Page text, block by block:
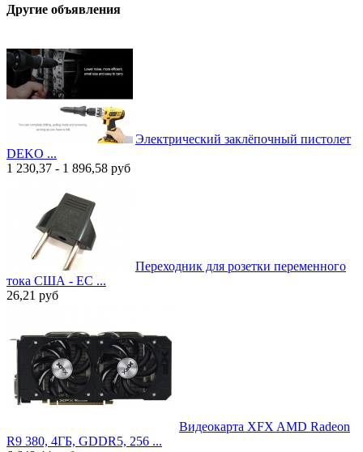
Другие объявления
Электрический заклёпочный пистолет
DEKO ...
1 230,37 - 1 896,58 руб
Переходник для розетки переменного
тока США - ЕС ...
26,21 руб
Видеокарта XFX AMD Radeon
R9 380, 4ГБ, GDDR5, 256 ...